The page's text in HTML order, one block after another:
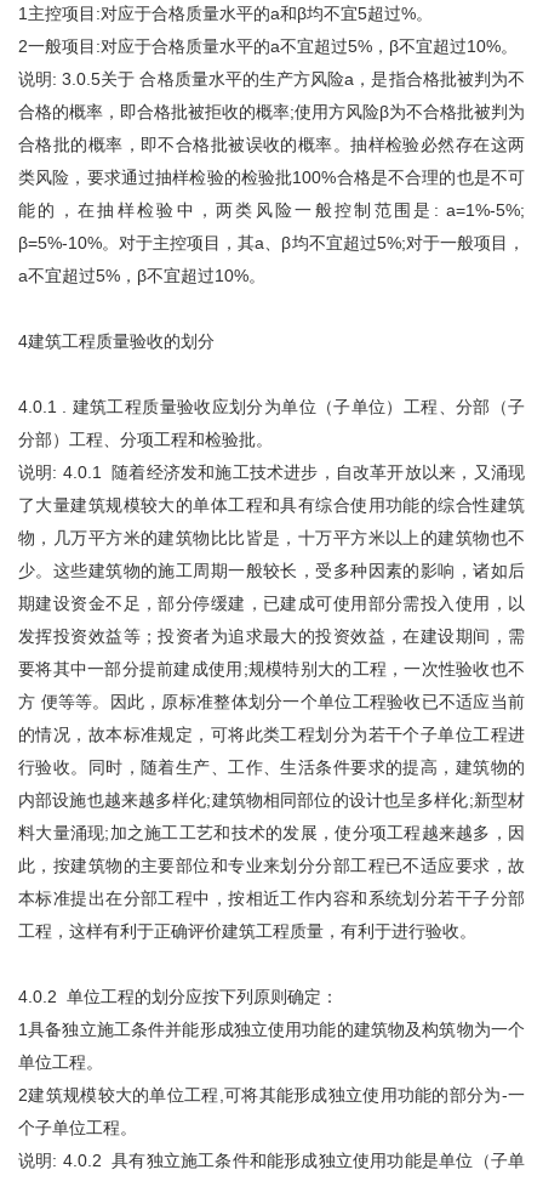
1主控项目:对应于合格质量水平的a和β均不宜5超过%。
2一般项目:对应于合格质量水平的a不宜超过5%，β不宜超过10%。
说明: 3.0.5关于 合格质量水平的生产方风险a，是指合格批被判为不
合格的概率，即合格批被拒收的概率;使用方风险β为不合格批被判为
合格批的概率，即不合格批被误收的概率。抽样检验必然存在这两
类风险，要求通过抽样检验的检验批100%合格是不合理的也是不可
能的，在抽样检验中，两类风险一般控制范围是: a=1%-5%;
β=5%-10%。对于主控项目，其a、β均不宜超过5%;对于一般项目，
a不宜超过5%，β不宜超过10%。
4建筑工程质量验收的划分
4.0.1 . 建筑工程质量验收应划分为单位（子单位）工程、分部（子
分部）工程、分项工程和检验批。
说明: 4.0.1 随着经济发和施工技术进步，自改革开放以来，又涌现
了大量建筑规模较大的单体工程和具有综合使用功能的综合性建筑
物，几万平方米的建筑物比比皆是，十万平方米以上的建筑物也不
少。这些建筑物的施工周期一般较长，受多种因素的影响，诸如后
期建设资金不足，部分停缓建，已建成可使用部分需投入使用，以
发挥投资效益等；投资者为追求最大的投资效益，在建设期间，需
要将其中一部分提前建成使用;规模特别大的工程，一次性验收也不
方 便等等。因此，原标准整体划分一个单位工程验收已不适应当前
的情况，故本标准规定，可将此类工程划分为若干个子单位工程进
行验收。同时，随着生产、工作、生活条件要求的提高，建筑物的
内部设施也越来越多样化;建筑物相同部位的设计也呈多样化;新型材
料大量涌现;加之施工工艺和技术的发展，使分项工程越来越多，因
此，按建筑物的主要部位和专业来划分分部工程已不适应要求，故
本标准提出在分部工程中，按相近工作内容和系统划分若干子分部
工程，这样有利于正确评价建筑工程质量，有利于进行验收。
4.0.2 单位工程的划分应按下列原则确定：
1具备独立施工条件并能形成独立使用功能的建筑物及构筑物为一个
单位工程。
2建筑规模较大的单位工程,可将其能形成独立使用功能的部分为-一
个子单位工程。
说明: 4.0.2 具有独立施工条件和能形成独立使用功能是单位（子单